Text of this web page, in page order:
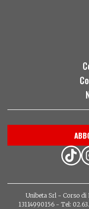
Unibeta Srl - Corso di
13114990156 - Tel: